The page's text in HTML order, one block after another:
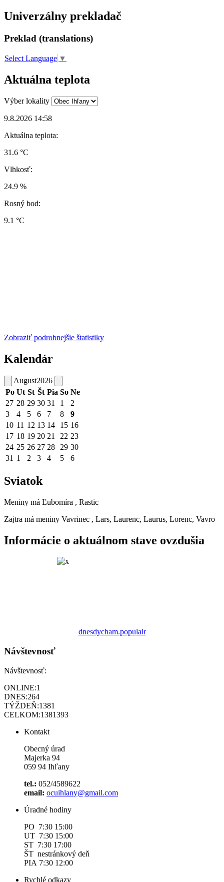
Univerzálny prekladač
Preklad (translations)
Select Language ▼
Aktuálna teplota
Výber lokality
9.8.2026 14:58
Aktuálna teplota:
31.6 °C
Vlhkosť:
24.9 %
Rosný bod:
9.1 °C
Zobraziť podrobnejšie štatistiky
Kalendár
August2026
Po Ut St Št Pia So Ne
27 28 29 30 31 1
2
3
4 5 6 7 8
9
10 11 12 13 14 15 16
17 18 19 20 21 22 23
24 25 26 27 28 29 30
31 1 2 3 4 5 6
Sviatok
Meniny má Ľubomíra , Rastic
Zajtra má meniny Vavrinec , Lars, Laurenc, Laurus, Lorenc, Vavro
Informácie o aktuálnom stave ovzdušia
dnesdycham.populair
Návštevnosť
Návštevnosť:
ONLINE:1
DNES:264
TÝŽDEŇ:1381
CELKOM:1381393
Kontakt
Obecný úrad
Majerka 94
059 94 Ihľany
tel.: 052/4589622
email: ocuihlany@gmail.com
Úradné hodiny
PO 7:30 15:00
UT 7:30 15:00
ST 7:30 17:00
ŠT nestránkový deň
PIA 7:30 12:00
Rychlé odkazy